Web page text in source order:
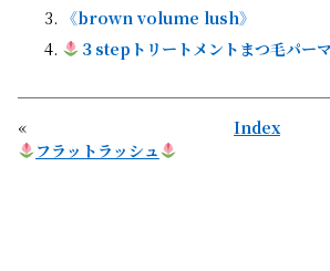
《brown volume lush》
３stepトリートメントまつ毛パーマ
«
フラットラッシュ
Index